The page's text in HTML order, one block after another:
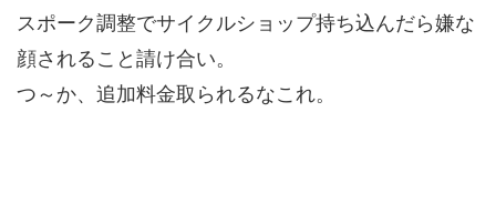
スポーク調整でサイクルショップ持ち込んだら嫌な
顔されること請け合い。
つ～か、追加料金取られるなこれ。